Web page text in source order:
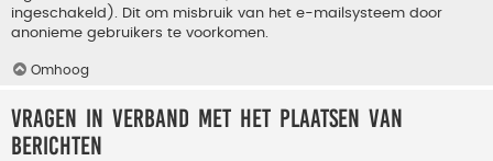
ingeschakeld). Dit om misbruik van het e-mailsysteem door
anonieme gebruikers te voorkomen.
Omhoog
Vragen in verband met het plaatsen van
berichten